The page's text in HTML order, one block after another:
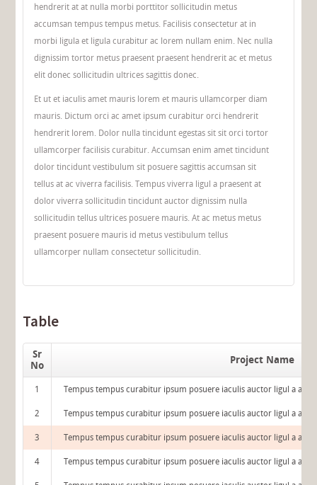
hendrerit at at nulla morbi porttitor sollicitudin metus
accumsan tempus tempus metus. Facilisis consectetur at in
morbi ligula et ligula curabitur ac lorem nullam enim. Nec nulla
dignissim tortor metus praesent praesent hendrerit ac et metus
elit donec sollicitudin ultrices sagittis donec.
Et ut et iaculis amet mauris lorem et mauris ullamcorper diam
mauris. Dictum orci ac amet ipsum curabitur orci hendrerit
hendrerit lorem. Dolor nulla tincidunt egestas sit sit orci tortor
ullamcorper facilisis curabitur. Accumsan enim amet tincidunt
dolor tincidunt vestibulum sit posuere sagittis accumsan sit
tellus at ac viverra facilisis. Tempus viverra ligul a praesent at
dolor viverra sollicitudin tincidunt auctor dignissim nulla
sollicitudin tellus ultrices posuere mauris. At ac metus metus
praesent posuere mauris id metus vestibulum tellus
ullamcorper nullam consectetur sollicitudin.
Table
Sr
No
Project Name
1 Tempus tempus curabitur ipsum posuere iaculis auctor ligul a
2 Tempus tempus curabitur ipsum posuere iaculis auctor ligul a
3 Tempus tempus curabitur ipsum posuere iaculis auctor ligul a
4 Tempus tempus curabitur ipsum posuere iaculis auctor ligul a